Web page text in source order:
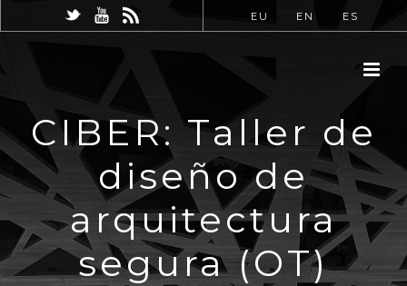
EU EN ES
CIBER: Taller de
diseño de
arquitectura
segura (OT)